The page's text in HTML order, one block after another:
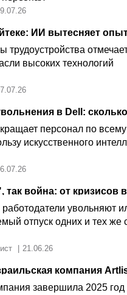
ИИ вытесняет
трудоустройства
высоких технологий
персонал по
искусственного
работодатели увольняют
отпуск одних и тех же
21.06.26
компания
завершила 2025